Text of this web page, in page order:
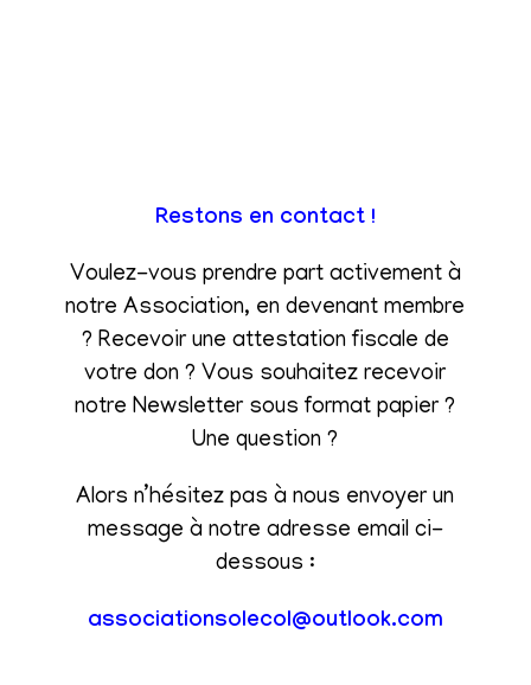
Restons en contact !
Voulez-vous prendre part activement à
notre Association, en devenant membre
? Recevoir une attestation fiscale de
votre don ? Vous souhaitez recevoir
notre Newsletter sous format papier ?
Une question ?
Alors n’hésitez pas à nous envoyer un
message à notre adresse email ci-
dessous :
associationsolecol@outlook.com